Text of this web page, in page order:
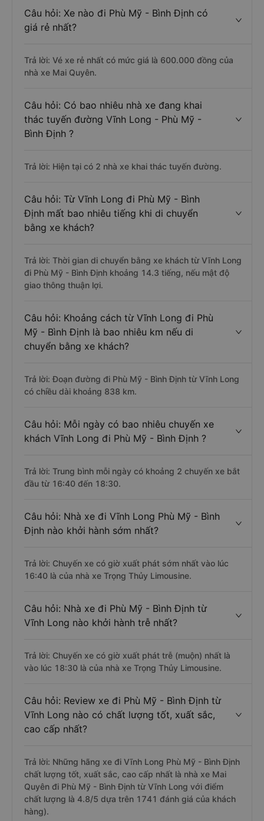
Câu hỏi: Xe nào đi Phù Mỹ - Bình Định có
giá rẻ nhất?
Trả lời: Vé xe rẻ nhất có mức giá là 600.000 đồng của
nhà xe Mai Quyên.
Câu hỏi: Có bao nhiêu nhà xe đang khai
thác tuyến đường Vĩnh Long - Phù Mỹ -
Bình Định ?
Trả lời: Hiện tại có 2 nhà xe khai thác tuyến đường.
Câu hỏi: Từ Vĩnh Long đi Phù Mỹ - Bình
Định mất bao nhiêu tiếng khi di chuyển
bằng xe khách?
Trả lời: Thời gian di chuyển bằng xe khách từ Vĩnh Long
đi Phù Mỹ - Bình Định khoảng 14.3 tiếng, nếu mật độ
giao thông thuận lợi.
Câu hỏi: Khoảng cách từ Vĩnh Long đi Phù
Mỹ - Bình Định là bao nhiêu km nếu di
chuyển bằng xe khách?
Trả lời: Đoạn đường đi Phù Mỹ - Bình Định từ Vĩnh Long
có chiều dài khoảng 838 km.
Câu hỏi: Mỗi ngày có bao nhiêu chuyến xe
khách Vĩnh Long đi Phù Mỹ - Bình Định ?
Trả lời: Trung bình mỗi ngày có khoảng 2 chuyến xe bắt
đầu từ 16:40 đến 18:30.
Câu hỏi: Nhà xe đi Vĩnh Long Phù Mỹ - Bình
Định nào khởi hành sớm nhất?
Trả lời: Chuyến xe có giờ xuất phát sớm nhất vào lúc
16:40 là của nhà xe Trọng Thủy Limousine.
Câu hỏi: Nhà xe đi Phù Mỹ - Bình Định từ
Vĩnh Long nào khởi hành trễ nhất?
Trả lời: Chuyến xe có giờ xuất phát trễ (muộn) nhất là
vào lúc 18:30 là của nhà xe Trọng Thủy Limousine.
Câu hỏi: Review xe đi Phù Mỹ - Bình Định từ
Vĩnh Long nào có chất lượng tốt, xuất sắc,
cao cấp nhất?
Trả lời: Những hãng xe đi Vĩnh Long Phù Mỹ - Bình Định
chất lượng tốt, xuất sắc, cao cấp nhất là nhà xe Mai
Quyên đi Phù Mỹ - Bình Định từ Vĩnh Long với điểm
chất lượng là 4.8/5 dựa trên 1741 đánh giá của khách
hàng).